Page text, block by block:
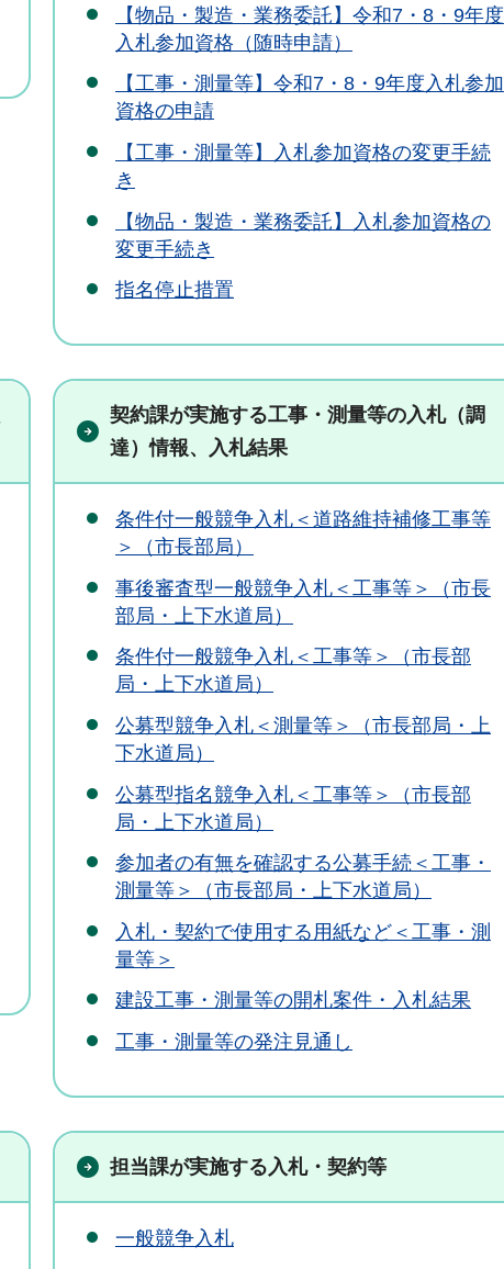
【物品・製造・業務委託】令和7・8・9年度
入札参加資格（随時申請）
【工事・測量等】令和7・8・9年度入札参加
資格の申請
【工事・測量等】入札参加資格の変更手続
き
【物品・製造・業務委託】入札参加資格の
変更手続き
指名停止措置
契約課が実施する工事・測量等の入札（調
達）情報、入札結果
条件付一般競争入札＜道路維持補修工事等
＞（市長部局）
事後審査型一般競争入札＜工事等＞（市長
部局・上下水道局）
条件付一般競争入札＜工事等＞（市長部
局・上下水道局）
公募型競争入札＜測量等＞（市長部局・上
下水道局）
公募型指名競争入札＜工事等＞（市長部
局・上下水道局）
参加者の有無を確認する公募手続＜工事・
測量等＞（市長部局・上下水道局）
入札・契約で使用する用紙など＜工事・測
量等＞
建設工事・測量等の開札案件・入札結果
工事・測量等の発注見通し
担当課が実施する入札・契約等
一般競争入札